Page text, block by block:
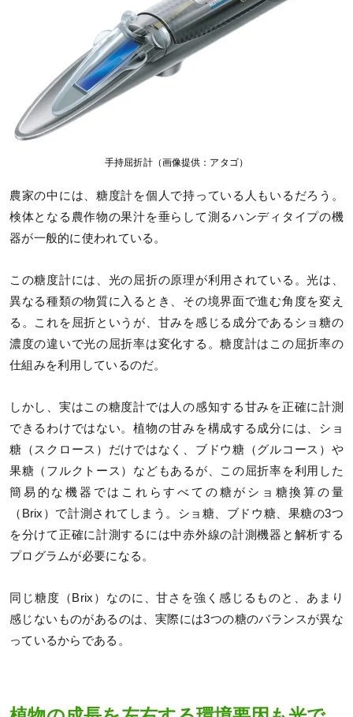
手持屈折計（画像提供：アタゴ）
農家の中には、糖度計を個人で持っている人もいるだろう。
検体となる農作物の果汁を垂らして測るハンディタイプの機
器が一般的に使われている。
この糖度計には、光の屈折の原理が利用されている。光は、
異なる種類の物質に入るとき、その境界面で進む角度を変え
る。これを屈折というが、甘みを感じる成分であるショ糖の
濃度の違いで光の屈折率は変化する。糖度計はこの屈折率の
仕組みを利用しているのだ。
しかし、実はこの糖度計では人の感知する甘みを正確に計測
できるわけではない。植物の甘みを構成する成分には、ショ
糖（スクロース）だけではなく、ブドウ糖（グルコース）や
果糖（フルクトース）などもあるが、この屈折率を利用した
簡易的な機器ではこれらすべての糖がショ糖換算の量
（Brix）で計測されてしまう。ショ糖、ブドウ糖、果糖の3つ
を分けて正確に計測するには中赤外線の計測機器と解析する
プログラムが必要になる。
同じ糖度（Brix）なのに、甘さを強く感じるものと、あまり
感じないものがあるのは、実際には3つの糖のバランスが異な
っているからである。